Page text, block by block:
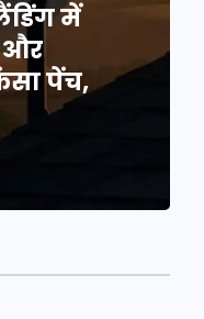
में
और
पेंच,